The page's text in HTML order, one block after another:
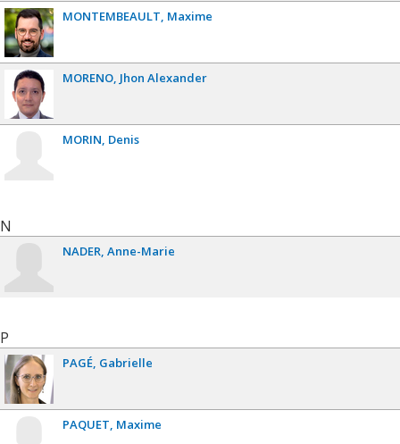
MONTEMBEAULT Maxime
MORENO Jhon Alexander
MORIN Denis
N
NADER Anne-Marie
P
PAGÉ Gabrielle
PAQUET Maxime